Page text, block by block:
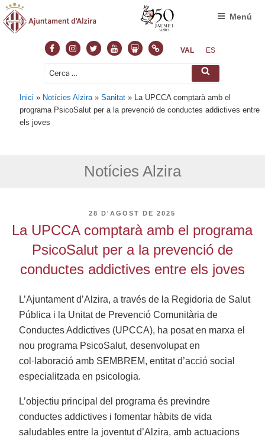
FacebookInstagram
TwitterYoutubeSlideshare
NormasVAL ES
Cerca: Cerca
Menú
Inici » Notícies Alzira »Sanitat » La UPCCA comptarà amb el
programa PsicoSalut per a la prevenció de conductes addictives entre
els joves
Notícies Alzira
PUBLICAT
28 D'AGOST DE 2025
La UPCCA comptarà amb el programa
PsicoSalut per a la prevenció de
conductes addictives entre els joves
L’Ajuntament d’Alzira, a través de la Regidoria de Salut
Pública i la Unitat de Prevenció Comunitària de
Conductes Addictives (UPCCA), ha posat en marxa el
nou programa PsicoSalut, desenvolupat en
col·laboració amb SEMBREM, entitat d’acció social
especialitzada en psicologia.
L’objectiu principal del programa és previndre
conductes addictives i fomentar hàbits de vida
saludables entre la joventut d’Alzira, amb actuacions